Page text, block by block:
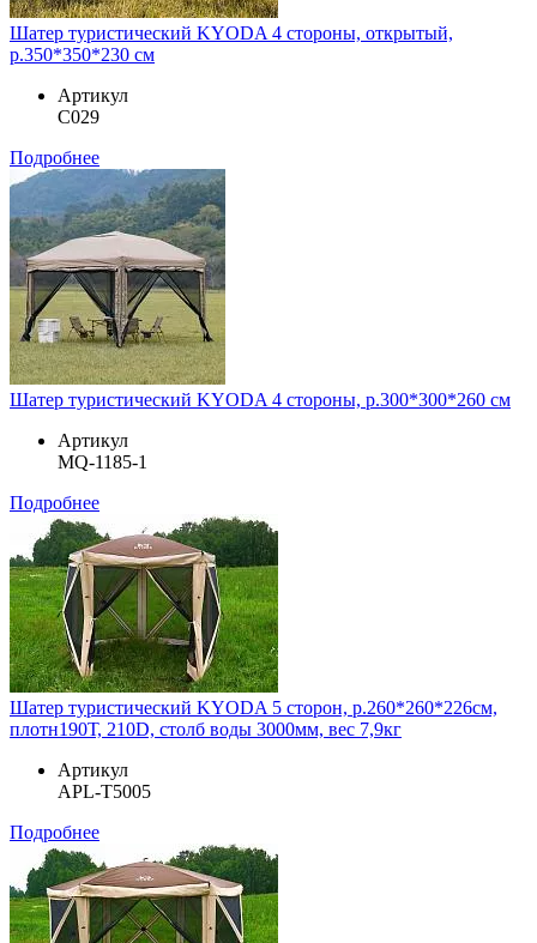
Шатер туристический KYODA 4 стороны, открытый,
р.350*350*230 см
Артикул
С029
Подробнее
Шатер туристический KYODA 4 стороны, р.300*300*260 см
Артикул
MQ-1185-1
Подробнее
Шатер туристический KYODA 5 сторон, р.260*260*226см,
плотн190Т, 210D, столб воды 3000мм, вес 7,9кг
Артикул
APL-T5005
Подробнее